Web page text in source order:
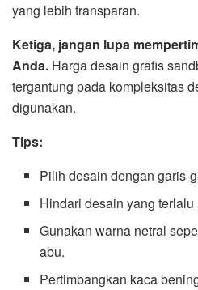
yang lebih transparan.
Ketiga, jangan lupa
Anda. Harga desain grafis
tergantung pada kompleksitas
digunakan.
Tips:
Pilih desain dengan garis-
Hindari desain yang terlalu
Gunakan warna netral
abu.
Pertimbangkan kaca